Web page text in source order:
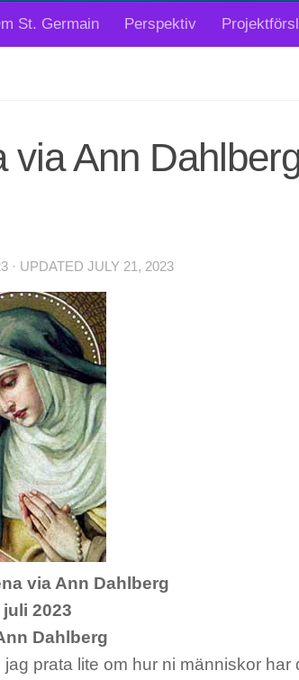
St. Germain Perspektiv
via Ann
· UPDATED JULY 21, 2023
via Ann Dahlberg
juli 2023
Dahlberg
prata lite om hur ni människor har